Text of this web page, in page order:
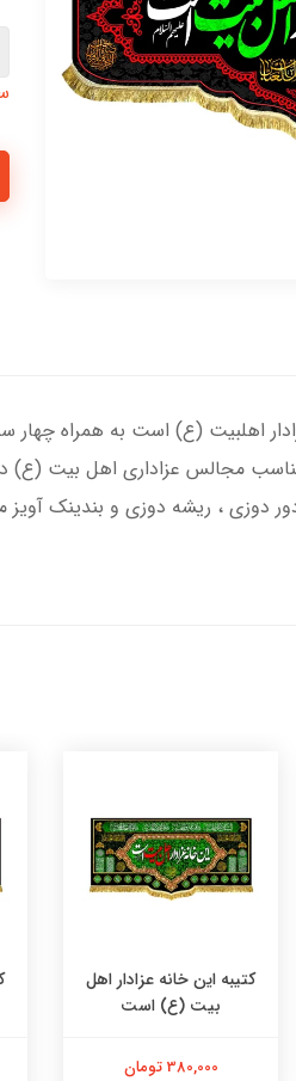
اهلبیت (ع) است به همراه چهار
مجالس عزاداری اهل بیت (ع)
دوزی ، ریشه دوزی و بندینک
کتیبه این خانه عزادار اهل
بیت (ع) است
380,000 تومان